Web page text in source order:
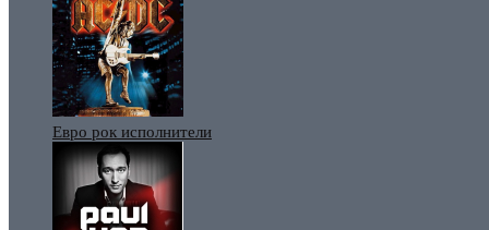
Евро рок исполнители